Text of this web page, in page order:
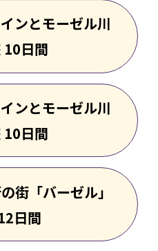
ンとモーゼル川
10日間
ンとモーゼル川
10日間
「バーゼル」
日間